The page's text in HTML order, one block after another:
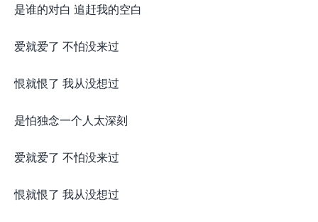
是谁的对白 追赶我的空白
爱就爱了 不怕没来过
恨就恨了 我从没想过
是怕独念一个人太深刻
爱就爱了 不怕没来过
恨就恨了 我从没想过